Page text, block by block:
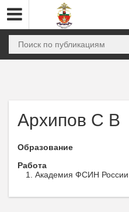
Архипов С В
Образование
Работа
Академия ФСИН России ,